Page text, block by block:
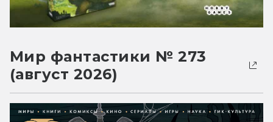
Мир фантастики № 273
(август 2026)